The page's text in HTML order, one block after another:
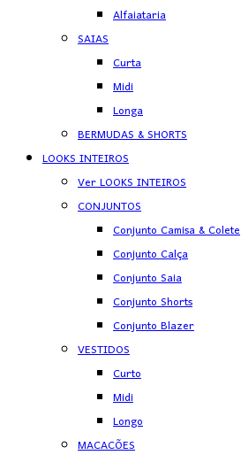
Alfaiataria
SAIAS
Curta
Midi
Longa
BERMUDAS & SHORTS
LOOKS INTEIROS
Ver LOOKS INTEIROS
CONJUNTOS
Conjunto Camisa & Colete
Conjunto Calça
Conjunto Saia
Conjunto Shorts
Conjunto Blazer
VESTIDOS
Curto
Midi
Longo
MACACÕES